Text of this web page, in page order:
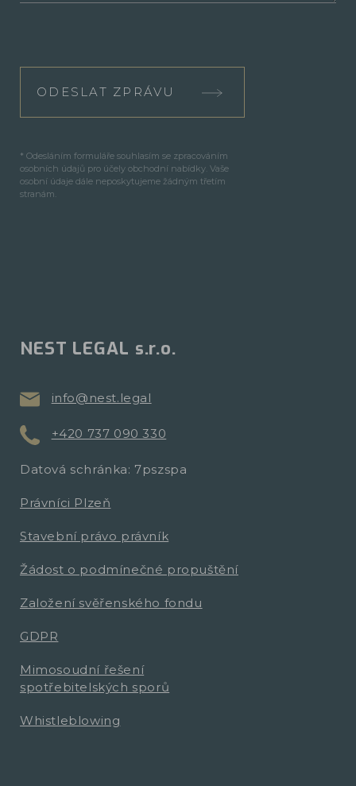
ODESLAT ZPRÁVU
* Odesláním formuláře souhlasím se zpracováním
osobních údajů pro účely obchodní nabídky. Vaše
osobní údaje dále neposkytujeme žádným třetím
stranám.
NEST LEGAL s.r.o.
info@nest.legal
+420 737 090 330
Datová schránka: 7pszspa
Právníci Plzeň
Stavební právo právník
Žádost o podmínečné propuštění
Založení svěřenského fondu
GDPR
Mimosoudní řešení
spotřebitelských sporů
Whistleblowing